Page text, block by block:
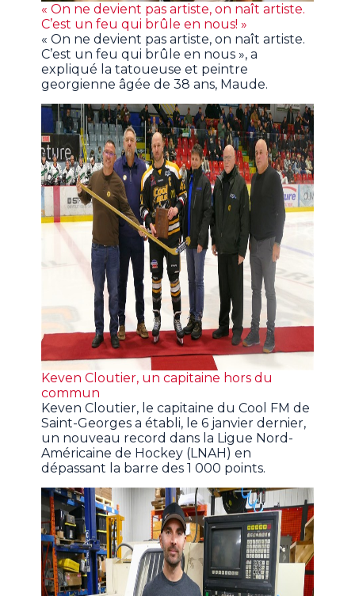
« On ne devient pas artiste, on naît artiste.
C’est un feu qui brûle en nous! »
« On ne devient pas artiste, on naît artiste.
C’est un feu qui brûle en nous », a
expliqué la tatoueuse et peintre
georgienne âgée de 38 ans, Maude.
Keven Cloutier, un capitaine hors du
commun
Keven Cloutier, le capitaine du Cool FM de
Saint-Georges a établi, le 6 janvier dernier,
un nouveau record dans la Ligue Nord-
Américaine de Hockey (LNAH) en
dépassant la barre des 1 000 points.